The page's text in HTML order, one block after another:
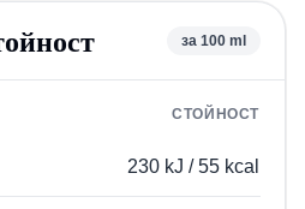
за 100 ml
СТОЙНОСТ
230 kJ / 55 kcal